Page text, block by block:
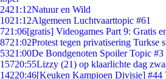
2421:12Natuur en Wild
1021:12Algemeen Luchtvaarttopic #61
721:06[gratis] Videogames Part 9: Gratis
8721:02Protest tegen privatisering Turkse
5321:00De Bondgenoten Spoiler Topic #3
15720:55Lizzy (21) op klaarlichte dag
14220:46[Keuken Kampioen Divisie] #44